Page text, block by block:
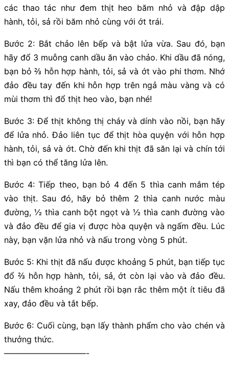
các thao tác như đem thịt heo băm nhỏ và đập dập
hành, tỏi, sả rồi băm nhỏ cùng với ớt trái.
Bước 2: Bắt chảo lên bếp và bật lửa vừa. Sau đó, bạn
hãy đổ 3 muỗng canh dầu ăn vào chảo. Khi dầu đã nóng,
bạn bỏ ⅔ hỗn hợp hành, tỏi, sả và ớt vào phi thơm. Nhớ
đảo đều tay đến khi hỗn hợp trên ngả màu vàng và có
mùi thơm thì đổ thịt heo vào, bạn nhé!
Bước 3: Để thịt không thị cháy và dính vào nồi, bạn hãy
để lửa nhỏ. Đảo liên tục để thịt hòa quyện với hỗn hợp
hành, tỏi, sả và ớt. Chờ đến khi thịt đã săn lại và chín tới
thì bạn có thể tăng lửa lên.
Bước 4: Tiếp theo, bạn bỏ 4 đến 5 thìa canh mắm tép
vào thịt. Sau đó, hãy bỏ thêm 2 thìa canh nước màu
đường, ½ thìa canh bột ngọt và ½ thìa canh đường vào
và đảo đều để gia vị được hòa quyện và ngấm đều. Lúc
này, bạn vặn lửa nhỏ và nấu trong vòng 5 phút.
Bước 5: Khi thịt đã nấu được khoảng 5 phút, bạn tiếp tục
đổ ⅔ hỗn hợp hành, tỏi, sả, ớt còn lại vào và đảo đều.
Nấu thêm khoảng 2 phút rồi bạn rắc thêm một ít tiêu đã
xay, đảo đều và tắt bếp.
Bước 6: Cuối cùng, bạn lấy thành phẩm cho vào chén và
thưởng thức.
——————————-